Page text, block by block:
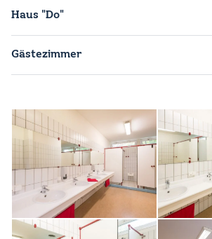
Haus "Do"
Gästezimmer